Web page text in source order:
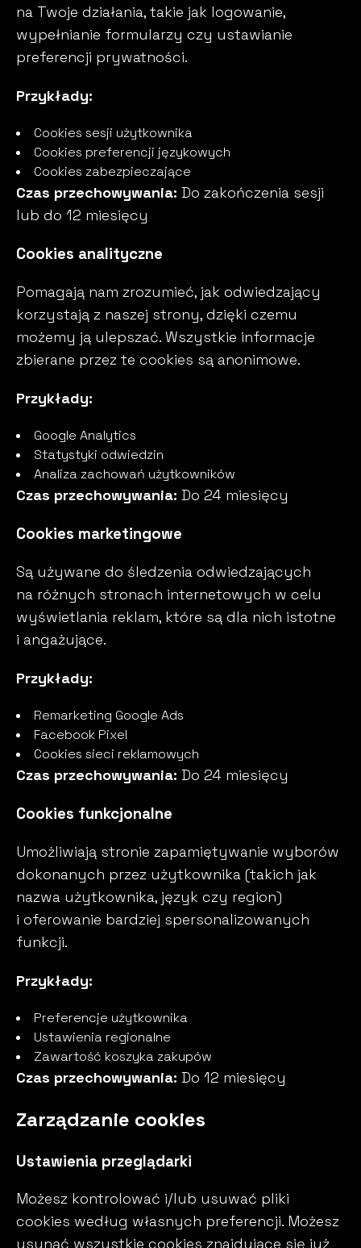
na Twoje działania, takie jak logowanie,
wypełnianie formularzy czy ustawianie
preferencji prywatności.
Przykłady:
Cookies sesji użytkownika
Cookies preferencji językowych
Cookies zabezpieczające
Czas przechowywania: Do zakończenia sesji
lub do 12 miesięcy
Cookies analityczne
Pomagają nam zrozumieć, jak odwiedzający
korzystają z naszej strony, dzięki czemu
możemy ją ulepszać. Wszystkie informacje
zbierane przez te cookies są anonimowe.
Przykłady:
Google Analytics
Statystyki odwiedzin
Analiza zachowań użytkowników
Czas przechowywania: Do 24 miesięcy
Cookies marketingowe
Są używane do śledzenia odwiedzających
na różnych stronach internetowych w celu
wyświetlania reklam, które są dla nich istotne
i angażujące.
Przykłady:
Remarketing Google Ads
Facebook Pixel
Cookies sieci reklamowych
Czas przechowywania: Do 24 miesięcy
Cookies funkcjonalne
Umożliwiają stronie zapamiętywanie wyborów
dokonanych przez użytkownika (takich jak
nazwa użytkownika, język czy region)
i oferowanie bardziej spersonalizowanych
funkcji.
Przykłady:
Preferencje użytkownika
Ustawienia regionalne
Zawartość koszyka zakupów
Czas przechowywania: Do 12 miesięcy
Zarządzanie cookies
Ustawienia przeglądarki
Możesz kontrolować i/lub usuwać pliki
cookies według własnych preferencji. Możesz
usunąć wszystkie cookies znajdujące się już